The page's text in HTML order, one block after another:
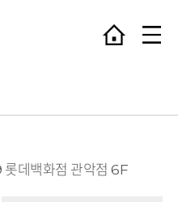
데백화점 관악점 6F